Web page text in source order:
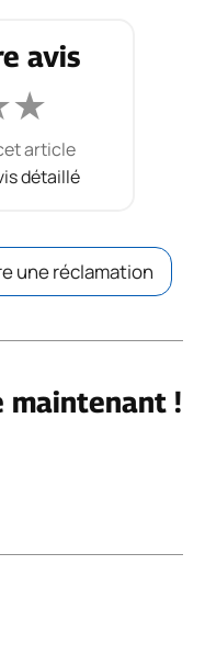
avis
★
article
détaillé
une réclamation
maintenant !